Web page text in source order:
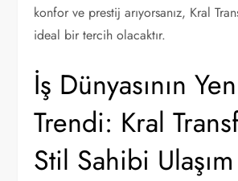
konfor ve prestij arıyorsanız, Kral
ideal bir tercih olacaktır.
İş Dünyasının
Trendi: Kral
Stil Sahibi Ulaşım